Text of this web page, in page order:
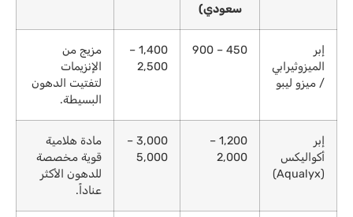
سعودي)
إبر
الميزوثيرابي
/ ميزو ليبو
450 – 900
1,400 –
2,500
مزيج من
الإنزيمات
لتفتيت الدهون
البسيطة.
إبر
أكواليكس
(Aqualyx)
1,200 –
2,000
3,000 –
5,000
مادة هلامية
قوية مخصصة
للدهون الأكثر
عناداً.